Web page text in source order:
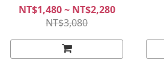
NT$1,480 ~ NT$2,280
NT$3,080